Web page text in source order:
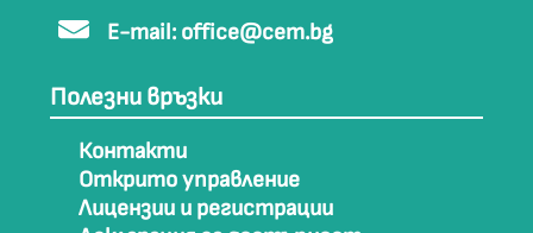
E-mail: office@cem.bg
Полезни връзки
Контакти
Открито управление
Лицензии и регистрации